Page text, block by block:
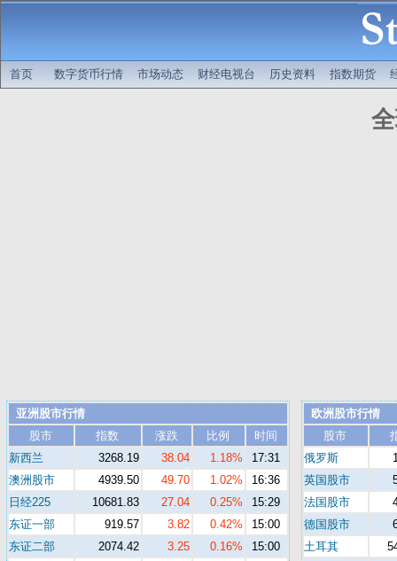
首页 数字货币行情 市场动态 财经电视台 历史资料 指数期货
亚洲股市行情
股市
指数 涨跌 比例
时间
新西兰
3268.19 38.04 1.18%
17:31
澳洲股市
4939.50 49.70 1.02%
16:36
日经225
10681.83 27.04 0.25%
15:29
东证一部
919.57 3.82 0.42%
15:00
东证二部
2074.42 3.25 0.16%
15:00
欧洲股市行情
股市
俄罗斯
英国股市
法国股市
德国股市
土耳其